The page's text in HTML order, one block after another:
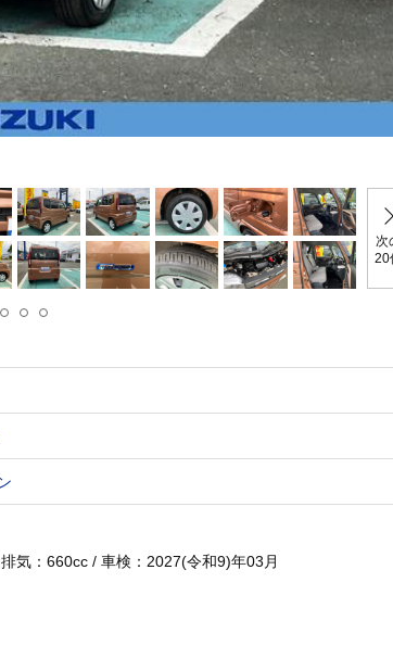
次
20
気：660cc / 車検：2027(令和9)年03月